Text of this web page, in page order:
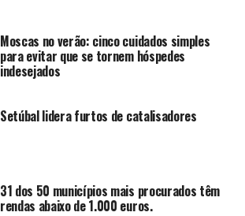
Moscas no verão: cinco cuidados simples
para evitar que se tornem hóspedes
indesejados
Setúbal lidera furtos de catalisadores
31 dos 50 municípios mais procurados têm
rendas abaixo de 1.000 euros.